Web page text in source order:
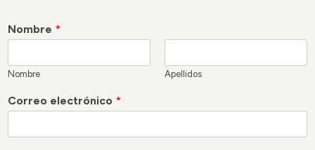
Nombre *
Nombre Apellidos
Correo electrónico *